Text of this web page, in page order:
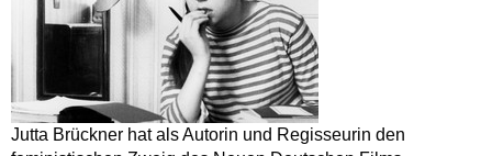
Jutta Brückner hat als Autorin und Regisseurin den